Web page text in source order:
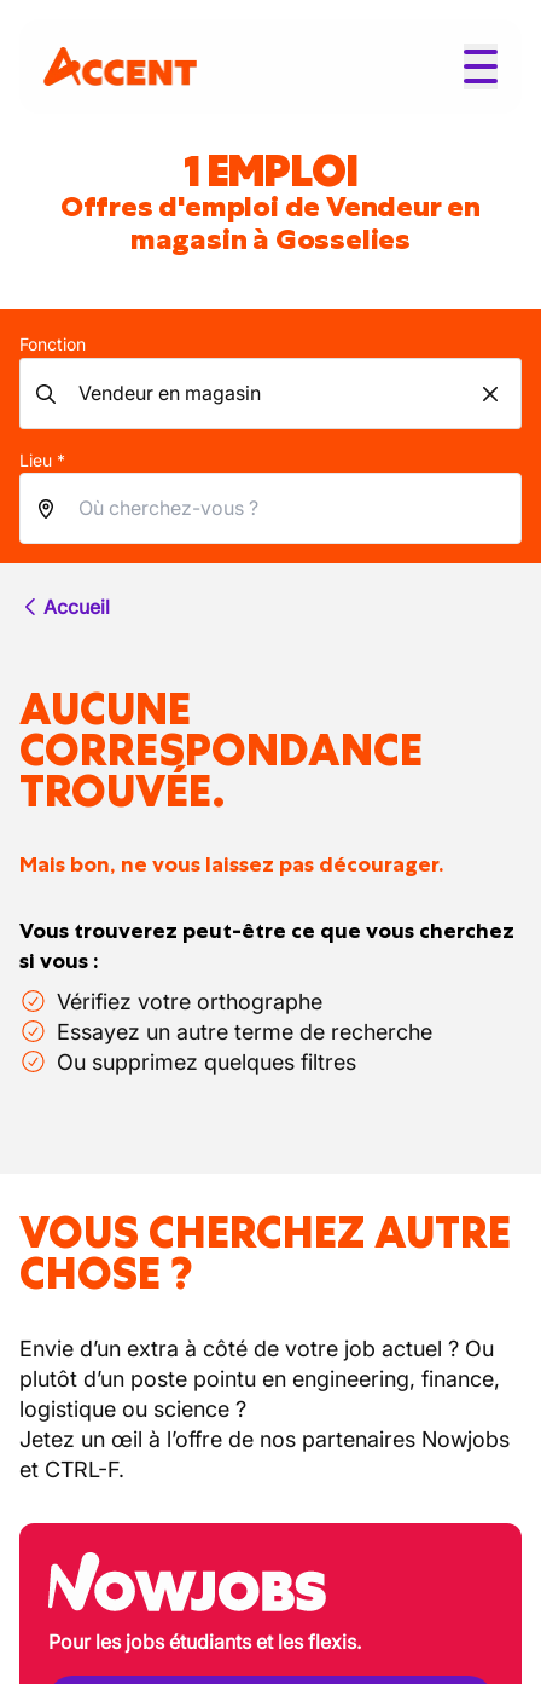
1 EMPLOI
Offres d'emploi de Vendeur en
magasin à Gosselies
Fonction
Lieu *
Accueil
AUCUNE
CORRESPONDANCE
TROUVÉE.
Mais bon, ne vous laissez pas décourager.
Vous trouverez peut-être ce que vous cherchez
si vous :
Vérifiez votre orthographe
Essayez un autre terme de recherche
Ou supprimez quelques filtres
VOUS CHERCHEZ AUTRE
CHOSE ?
Envie d’un extra à côté de votre job actuel ? Ou
plutôt d’un poste pointu en engineering, finance,
logistique ou science ?
Jetez un œil à l’offre de nos partenaires Nowjobs
et CTRL-F.
Pour les jobs étudiants et les flexis.